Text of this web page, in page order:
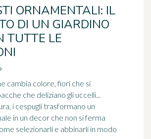
ORNAMENTALI: IL
DI UN GIARDINO
TUTTE LE
cambia colore, fiori che si
che deliziano gli uccelli...
i cespugli trasformano un
in un decor che non si ferma
selezionarli e abbinarli in modo